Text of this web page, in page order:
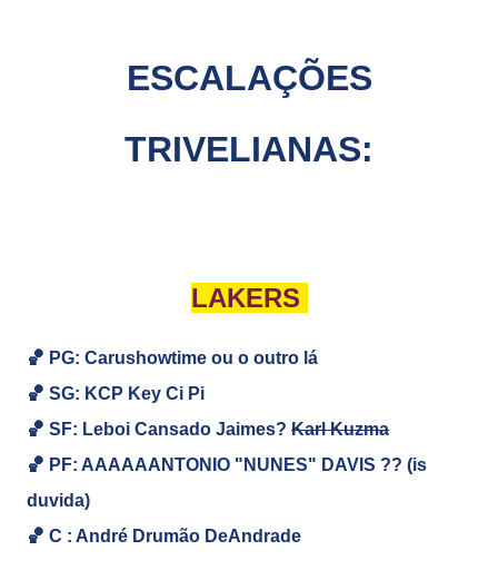
ESCALAÇÕES
TRIVELIANAS:
LAKERS
🏀 PG: Carushowtime ou o outro lá
🏀 SG: KCP Key Ci Pi
🏀 SF: Leboi Cansado Jaimes? Karl Kuzma
🏀 PF: AAAAAANTONIO "NUNES" DAVIS ?? (is
duvida)
🏀 C : André Drumão DeAndrade